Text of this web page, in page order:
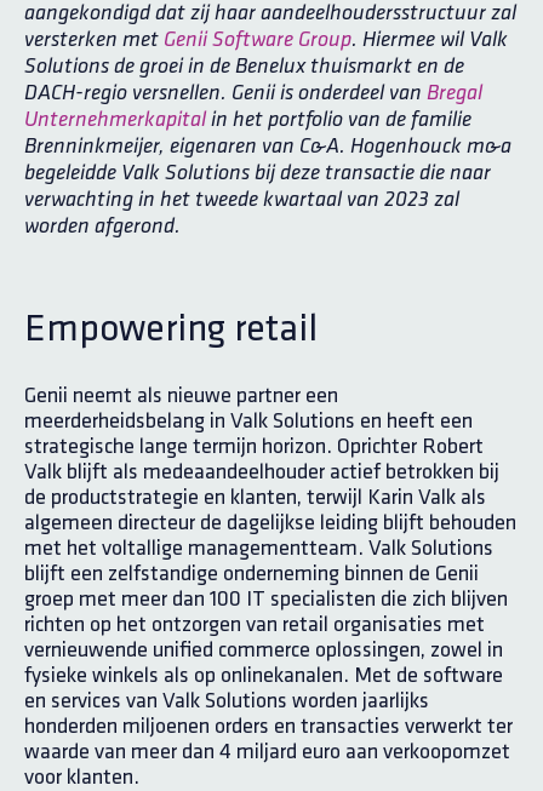
aangekondigd dat zij haar aandeelhoudersstructuur zal
versterken met Genii Software Group. Hiermee wil Valk
Solutions de groei in de Benelux thuismarkt en de
DACH-regio versnellen. Genii is onderdeel van Bregal
Unternehmerkapital in het portfolio van de familie
Brenninkmeijer, eigenaren van C&A. Hogenhouck m&a
begeleidde Valk Solutions bij deze transactie die naar
verwachting in het tweede kwartaal van 2023 zal
worden afgerond.
Empowering retail
Genii neemt als nieuwe partner een
meerderheidsbelang in Valk Solutions en heeft een
strategische lange termijn horizon. Oprichter Robert
Valk blijft als medeaandeelhouder actief betrokken bij
de productstrategie en klanten, terwijl Karin Valk als
algemeen directeur de dagelijkse leiding blijft behouden
met het voltallige managementteam. Valk Solutions
blijft een zelfstandige onderneming binnen de Genii
groep met meer dan 100 IT specialisten die zich blijven
richten op het ontzorgen van retail organisaties met
vernieuwende unified commerce oplossingen, zowel in
fysieke winkels als op onlinekanalen. Met de software
en services van Valk Solutions worden jaarlijks
honderden miljoenen orders en transacties verwerkt ter
waarde van meer dan 4 miljard euro aan verkoopomzet
voor klanten.